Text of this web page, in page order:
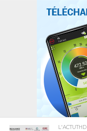
L'ACTUTHD